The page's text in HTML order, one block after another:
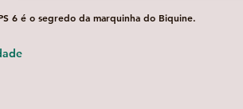
Visualização rápida
6 é o segredo da marquinha do Biquine.